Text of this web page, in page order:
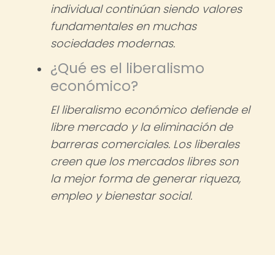
individual continúan siendo valores
fundamentales en muchas
sociedades modernas.
¿Qué es el liberalismo
económico?
El liberalismo económico defiende el
libre mercado y la eliminación de
barreras comerciales. Los liberales
creen que los mercados libres son
la mejor forma de generar riqueza,
empleo y bienestar social.